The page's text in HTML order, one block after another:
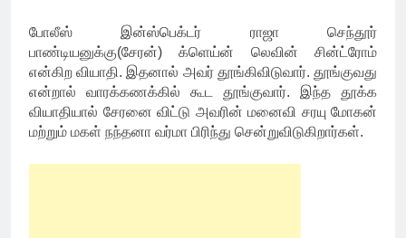
போலீஸ் இன்ஸ்பெக்டர் ராஜா செந்தூர்
பாண்டியனுக்கு(சேரன்) க்ளெய்ன் லெவின் சின்ட்ரோம்
என்கிற வியாதி. இதனால் அவர் தூங்கிவிடுவார். தூங்குவது
என்றால் வாரக்கணக்கில் கூட தூங்குவார். இந்த தூக்க
வியாதியால் சேரனை விட்டு அவரின் மனைவி சரயு மோகன்
மற்றும் மகள் நந்தனா வர்மா பிரிந்து சென்றுவிடுகிறார்கள்.